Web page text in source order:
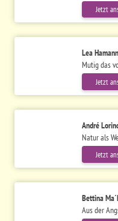
Jetzt
Lea Hamann
Mutig das
Jetzt
André
Natur als
Jetzt
Bettina
Aus der